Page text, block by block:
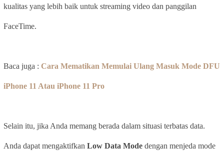
kualitas yang lebih baik untuk streaming video dan panggilan
FaceTime.
Baca juga : Cara Mematikan Memulai Ulang Masuk Mode DFU
iPhone 11 Atau iPhone 11 Pro
Selain itu, jika Anda memang berada dalam situasi terbatas data.
Anda dapat mengaktifkan Low Data Mode dengan menjeda mode